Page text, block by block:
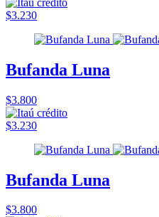
$3.230
Bufanda Luna
$3.800
$3.230
Bufanda Luna
$3.800